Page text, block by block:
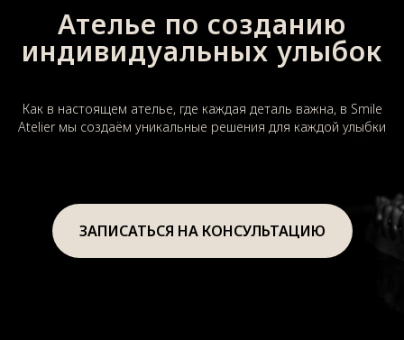
Ателье по созданию
индивидуальных улыбок
Как в настоящем ателье, где каждая деталь важна, в Smile
Atelier мы создаём уникальные решения для каждой улыбки
ЗАПИСАТЬСЯ НА КОНСУЛЬТАЦИЮ